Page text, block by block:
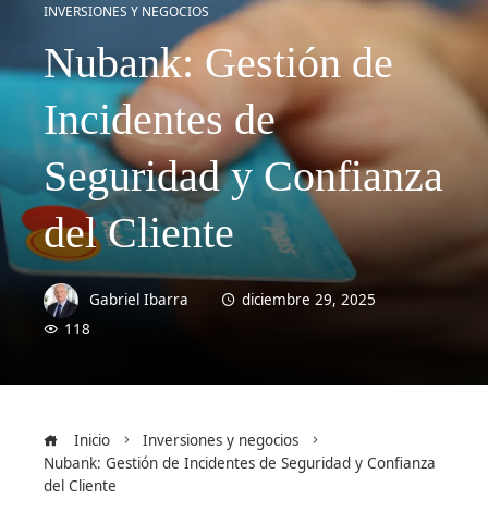
INVERSIONES Y NEGOCIOS
Nubank: Gestión de
Incidentes de
Seguridad y Confianza
del Cliente
Gabriel Ibarra
diciembre 29, 2025
118
Inicio
Inversiones y negocios
Nubank: Gestión de Incidentes de Seguridad y Confianza
del Cliente